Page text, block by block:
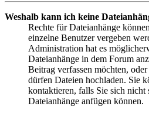
Weshalb kann ich keine
Rechte für Dateianhänge
einzelne Benutzer vergeben
Administration hat es
Dateianhänge in dem Forum
Beitrag verfassen möchten,
dürfen Dateien hochladen. Sie
kontaktieren, falls Sie sich nicht
Dateianhänge anfügen können.